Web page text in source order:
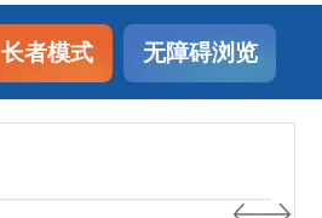
长者模式 无障碍浏览